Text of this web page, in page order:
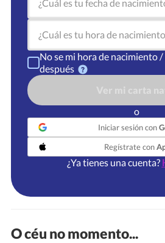
No se mi hora de nacimiento
después
o
Iniciar sesión con
Regístrate con
¿Ya tienes una cuenta?
O céu no momento...